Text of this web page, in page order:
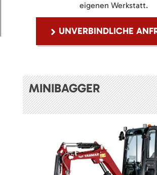
eigenen Werkstatt.
UNVERBINDLICHE
MINIBAGGER